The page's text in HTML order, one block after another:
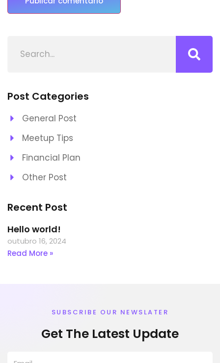
Post Categories
General Post
Meetup Tips
Financial Plan
Other Post
Recent Post
Hello world!
outubro 16, 2024
Read More »
SUBSCRIBE OUR NEWSLATER
Get The Latest Update